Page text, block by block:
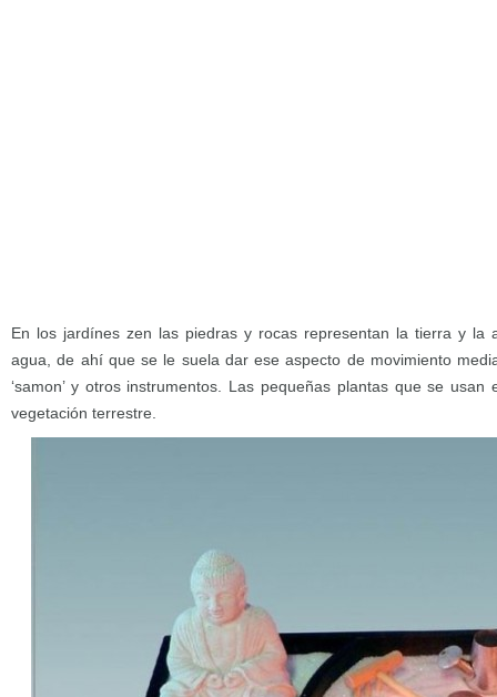
En los jardínes zen las piedras y rocas representan la tierra y la
agua, de ahí que se le suela dar ese aspecto de movimiento
‘samon’ y otros instrumentos. Las pequeñas plantas que se
vegetación terrestre.